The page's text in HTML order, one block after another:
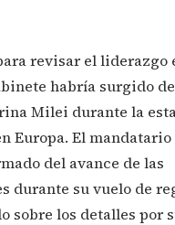
revisar el liderazgo
habría surgido
Milei durante la
Europa. El mandatario
del avance de las
durante su vuelo de
sobre los detalles por